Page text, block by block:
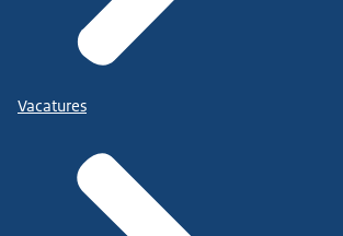
Vacatures